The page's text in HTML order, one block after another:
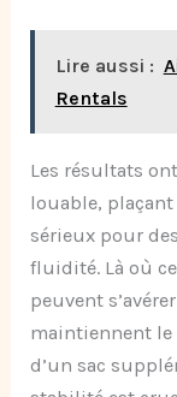
Lire aussi :
Rentals
Les résultats
louable,
sérieux pour
fluidité. Là où
peuvent
maintiennent le
d’un sac